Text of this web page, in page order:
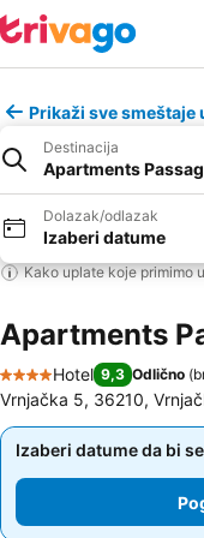
Prikaži sve smeštaje
Destinacija
Apartments
Dolazak/odlazak
Izaberi datume
Kako uplate koje primimo
Apartments
4 Zvezdice
Hotel 9,3 Odlično (
Vrnjačka 5, 36210,
Izaberi datume da bi
Izaberi datume da bi